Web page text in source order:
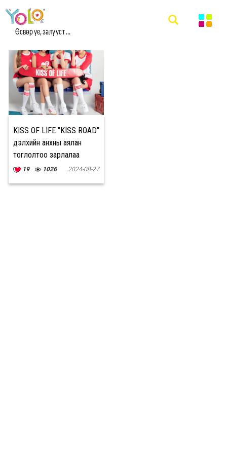
Өсвөр үе, залууст ...
#KISS ROAD МЭДЭЭ
KISS OF LIFE "KISS ROAD"
дэлхийн анхны аялан
тоглолтоо зарлалаа
19 1026 2024-08-27